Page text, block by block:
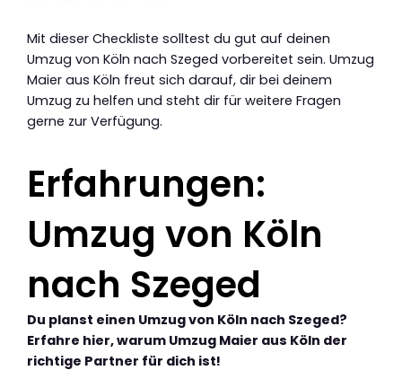
Mit dieser Checkliste solltest du gut auf deinen
Umzug von Köln nach Szeged vorbereitet sein. Umzug
Maier aus Köln freut sich darauf, dir bei deinem
Umzug zu helfen und steht dir für weitere Fragen
gerne zur Verfügung.
Erfahrungen:
Umzug von Köln
nach Szeged
Du planst einen Umzug von Köln nach Szeged?
Erfahre hier, warum Umzug Maier aus Köln der
richtige Partner für dich ist!